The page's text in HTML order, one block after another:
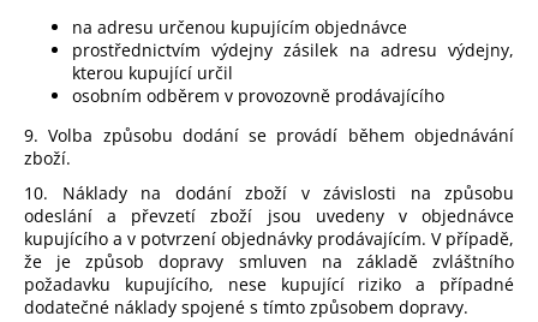
na adresu určenou kupujícím objednávce
prostřednictvím výdejny zásilek na adresu výdejny,
kterou kupující určil
osobním odběrem v provozovně prodávajícího
9.Volba způsobu dodání se provádí během objednávání
zboží.
10. Náklady na dodání zboží v závislosti na způsobu
odeslání a převzetí zboží jsou uvedeny v objednávce
kupujícího a v potvrzení objednávky prodávajícím. V případě,
že je způsob dopravy smluven na základě zvláštního
požadavku kupujícího, nese kupující riziko a případné
dodatečné náklady spojené s tímto způsobem dopravy.